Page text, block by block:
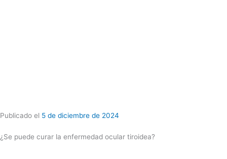
Publicado el 5 de diciembre de 2024
¿Se puede curar la enfermedad ocular tiroidea?